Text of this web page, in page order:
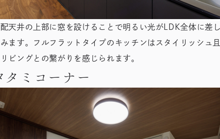
天井の上部に窓を設けることで明るい光がLDK全体に差
ます。フルフラットタイプのキッチンはスタイリッシュ
ビングとの繋がりを感じられます。
タミコーナー